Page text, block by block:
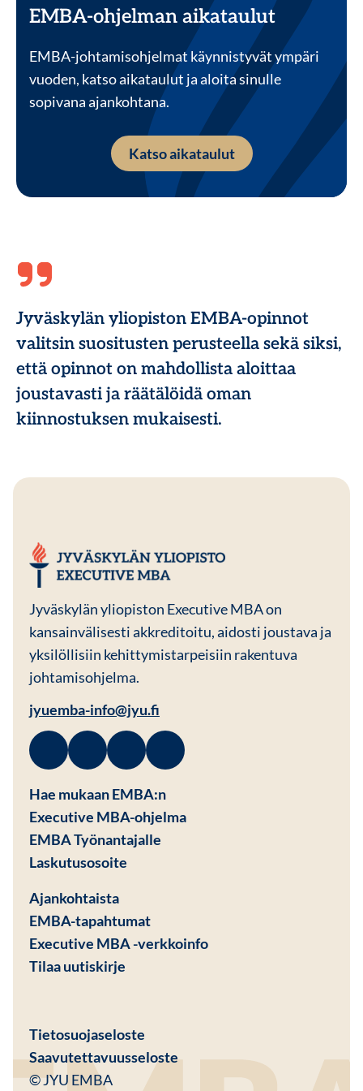
EMBA-ohjelman aikataulut
EMBA-johtamisohjelmat käynnistyvät ympäri
vuoden, katso aikataulut ja aloita sinulle
sopivana ajankohtana.
Katso aikataulut
Jyväskylän yliopiston EMBA-opinnot
valitsin suositusten perusteella sekä siksi,
että opinnot on mahdollista aloittaa
joustavasti ja räätälöidä oman
kiinnostuksen mukaisesti.
Jyväskylän yliopiston Executive MBA on
kansainvälisesti akkreditoitu, aidosti joustava ja
yksilöllisiin kehittymistarpeisiin rakentuva
johtamisohjelma.
jyuemba-info@jyu.fi
Facebook
Avautuu uuteen ikkunaan
Linkedin
Avautuu uuteen ikkunaan
Instagram
Avautuu uuteen ikkunaan
Youtube
Avautuu uuteen ikkunaan
Hae mukaan EMBA:n
Executive MBA-ohjelma
EMBA Työnantajalle
Laskutusosoite
Ajankohtaista
EMBA-tapahtumat
Executive MBA -verkkoinfo
Tilaa uutiskirje
© JYU EMBA
Tietosuojaseloste
Saavutettavuusseloste